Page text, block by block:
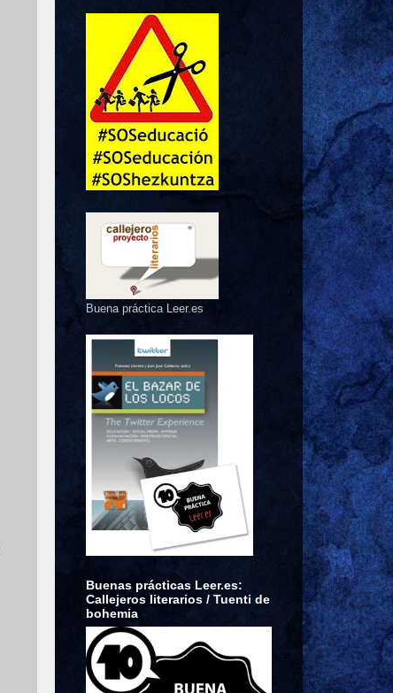
Buena práctica Leer.es
Buenas prácticas Leer.es:
Callejeros literarios / Tuenti de
bohemia